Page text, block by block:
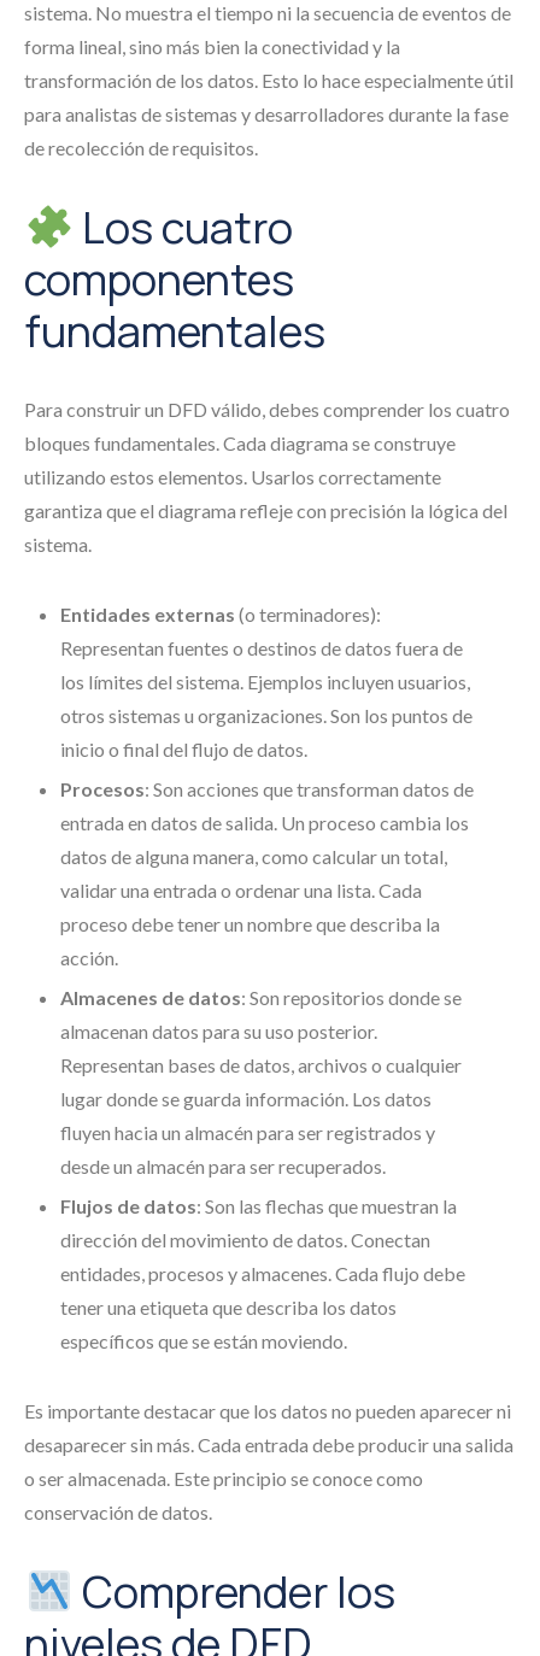
sistema. No muestra el tiempo ni la secuencia de eventos de
forma lineal, sino más bien la conectividad y la
transformación de los datos. Esto lo hace especialmente útil
para analistas de sistemas y desarrolladores durante la fase
de recolección de requisitos.
Los cuatro
componentes
fundamentales
Para construir un DFD válido, debes comprender los cuatro
bloques fundamentales. Cada diagrama se construye
utilizando estos elementos. Usarlos correctamente
garantiza que el diagrama refleje con precisión la lógica del
sistema.
Entidades externas (o terminadores):
Representan fuentes o destinos de datos fuera de
los límites del sistema. Ejemplos incluyen usuarios,
otros sistemas u organizaciones. Son los puntos de
inicio o final del flujo de datos.
Procesos: Son acciones que transforman datos de
entrada en datos de salida. Un proceso cambia los
datos de alguna manera, como calcular un total,
validar una entrada o ordenar una lista. Cada
proceso debe tener un nombre que describa la
acción.
Almacenes de datos: Son repositorios donde se
almacenan datos para su uso posterior.
Representan bases de datos, archivos o cualquier
lugar donde se guarda información. Los datos
fluyen hacia un almacén para ser registrados y
desde un almacén para ser recuperados.
Flujos de datos: Son las flechas que muestran la
dirección del movimiento de datos. Conectan
entidades, procesos y almacenes. Cada flujo debe
tener una etiqueta que describa los datos
específicos que se están moviendo.
Es importante destacar que los datos no pueden aparecer ni
desaparecer sin más. Cada entrada debe producir una salida
o ser almacenada. Este principio se conoce como
conservación de datos.
Comprender los
niveles de DFD